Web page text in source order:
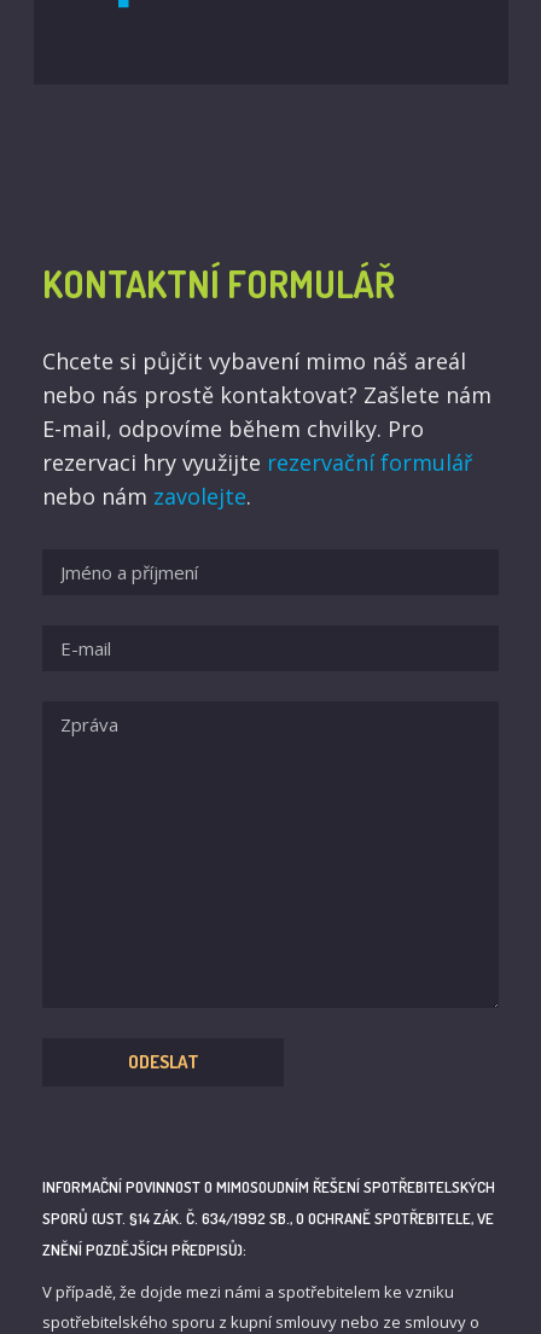
KONTAKTNÍ FORMULÁŘ
Chcete si půjčit vybavení mimo náš areál
nebo nás prostě kontaktovat? Zašlete nám
E-mail, odpovíme během chvilky. Pro
rezervaci hry využijte rezervační formulář
nebo nám zavolejte.
INFORMAČNÍ POVINNOST O MIMOSOUDNÍM ŘEŠENÍ SPOTŘEBITELSKÝCH
SPORŮ (UST. §14 ZÁK. Č. 634/1992 SB., O OCHRANĚ SPOTŘEBITELE, VE
ZNĚNÍ POZDĚJŠÍCH PŘEDPISŮ):
V případě, že dojde mezi námi a spotřebitelem ke vzniku
spotřebitelského sporu z kupní smlouvy nebo ze smlouvy o